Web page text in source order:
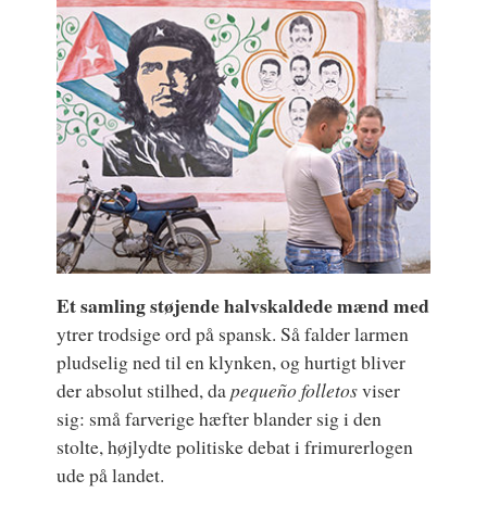
Et samling støjende halvskaldede mænd med
ytrer trodsige ord på spansk. Så falder larmen
pludselig ned til en klynken, og hurtigt bliver
der absolut stilhed, dapequeño folletosviser
sig: små farverige hæfter blander sig i den
stolte, højlydte politiske debat i frimurerlogen
ude på landet.